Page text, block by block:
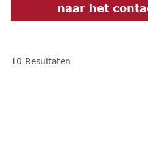
naar het
10 Resultaten